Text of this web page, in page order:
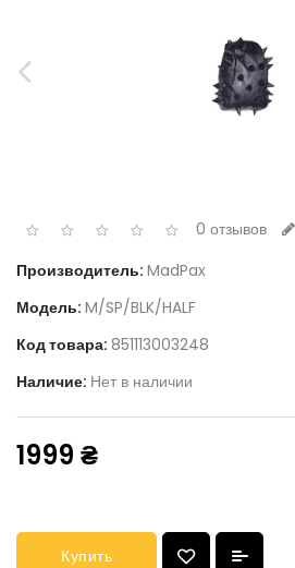
0 отзывов
Производитель: MadPax
Модель: M/SP/BLK/HALF
Код товара: 851113003248
Наличие: Нет в наличии
1999 ₴
Купить